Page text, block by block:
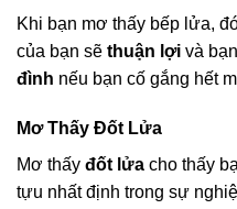
Khi bạn mơ thấy bếp lửa,
của bạn sẽ thuận lợi và
đình nếu bạn cố gắng hết
Mơ Thấy Đốt Lửa
Mơ thấy đốt lửa cho thấy
tựu nhất định trong sự